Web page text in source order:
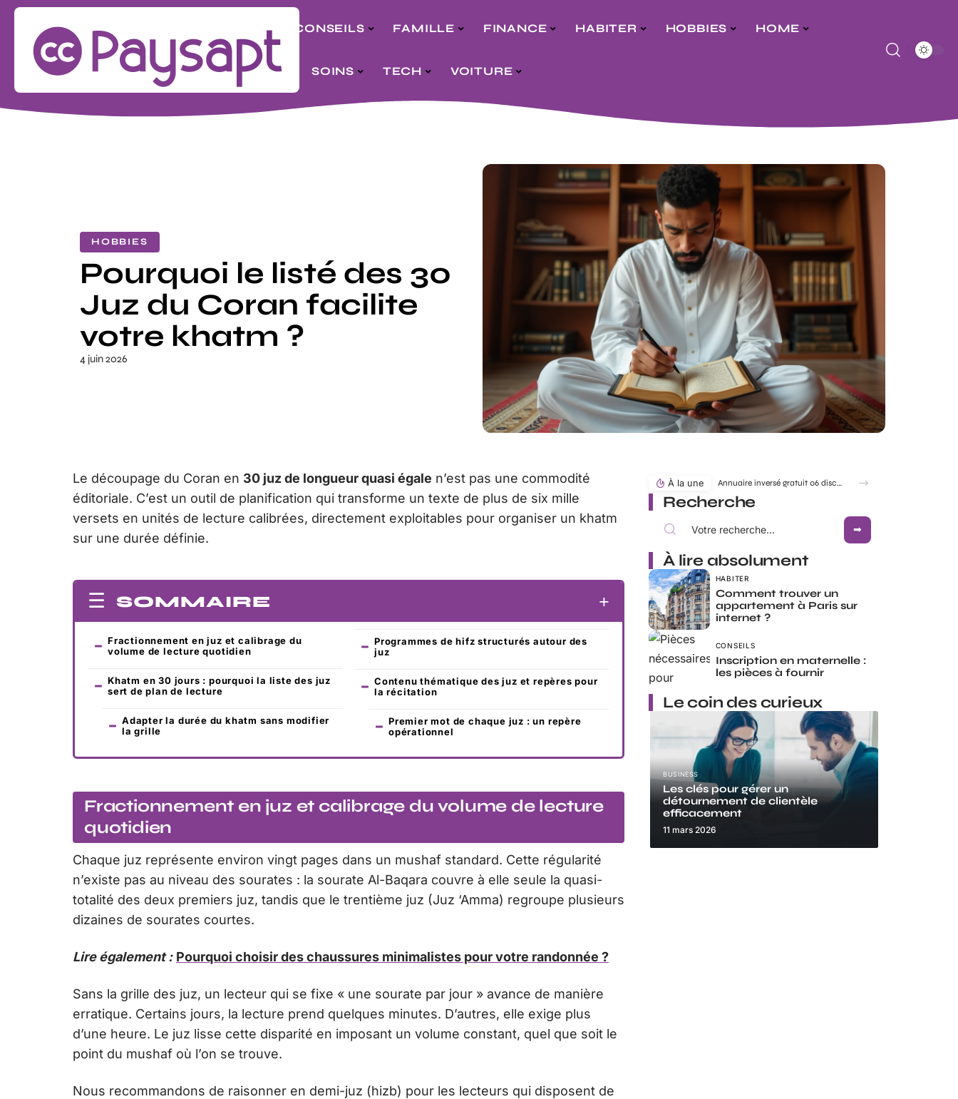
CONSEILS FAMILLE FINANCE HABITER HOBBIES HOME
LOOK SOINS TECH VOITURE
HOBBIES
Pourquoi le listé des 30
Juz du Coran facilite
votre khatm ?
4 juin 2026
Le découpage du Coran en 30 juz de longueur quasi égale n’est pas une commodité
éditoriale. C’est un outil de planification qui transforme un texte de plus de six mille
versets en unités de lecture calibrées, directement exploitables pour organiser un khatm
sur une durée définie.
SOMMAIRE
Fractionnement en juz et calibrage du
volume de lecture quotidien
Khatm en 30 jours : pourquoi la liste des juz
sert de plan de lecture
Adapter la durée du khatm sans modifier
la grille
Programmes de hifz structurés autour des
juz
Contenu thématique des juz et repères pour
la récitation
Premier mot de chaque juz : un repère
opérationnel
Fractionnement en juz et calibrage du volume de lecture
quotidien
Chaque juz représente environ vingt pages dans un mushaf standard. Cette régularité
n’existe pas au niveau des sourates : la sourate Al-Baqara couvre à elle seule la quasi-
totalité des deux premiers juz, tandis que le trentième juz (Juz ‘Amma) regroupe plusieurs
dizaines de sourates courtes.
Lire également : Pourquoi choisir des chaussures minimalistes pour votre randonnée ?
Sans la grille des juz, un lecteur qui se fixe « une sourate par jour » avance de manière
erratique. Certains jours, la lecture prend quelques minutes. D’autres, elle exige plus
d’une heure. Le juz lisse cette disparité en imposant un volume constant, quel que soit le
point du mushaf où l’on se trouve.
Nous recommandons de raisonner en demi-juz (hizb) pour les lecteurs qui disposent de
À la une Annuaire inversé gratuit 06 discret pour identifier un numéro sans être vu
Recherche
À lire absolument
HABITER
Comment trouver un
appartement à Paris sur
internet ?
CONSEILS
Inscription en maternelle :
les pièces à fournir
Le coin des curieux
BUSINESS
Les clés pour gérer un
détournement de clientèle
efficacement
11 mars 2026